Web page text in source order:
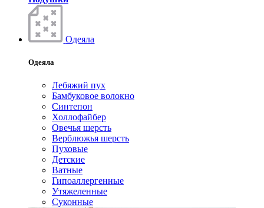
Одеяла
Одеяла
Лебяжий пух
Бамбуковое волокно
Синтепон
Холлофайбер
Овечья шерсть
Верблюжья шерсть
Пуховые
Детские
Ватные
Гипоаллергенные
Утяжеленные
Суконные